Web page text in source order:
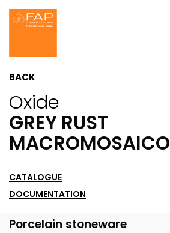
BACK
Oxide
GREY RUST
MACROMOSAICO
CATALOGUE
DOCUMENTATION
Porcelain stoneware